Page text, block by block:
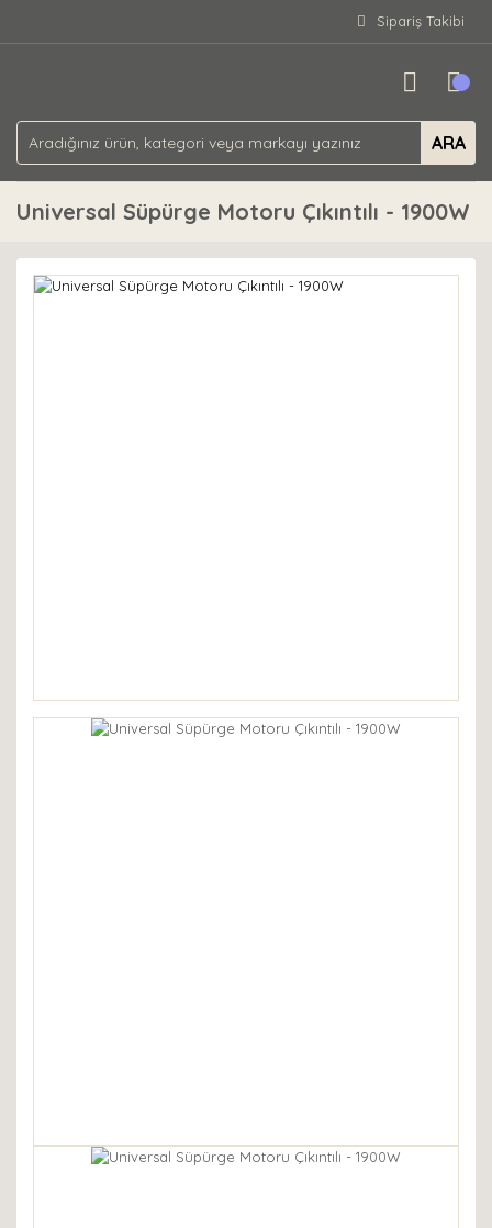
Sipariş Takibi
ARA
Universal Süpürge Motoru Çıkıntılı - 1900W